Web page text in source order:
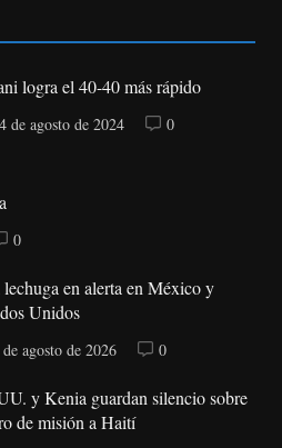
logra el 40-40 más rápido
de agosto de 2024 0
0
en alerta en México y
Unidos
agosto de 2026 0
y Kenia guardan silencio sobre
de misión a Haití